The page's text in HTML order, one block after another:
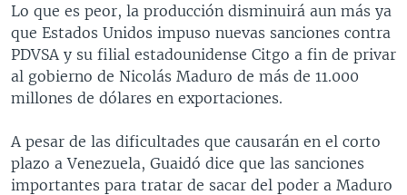
Lo que es peor, la producción disminuirá aun más ya
que Estados Unidos impuso nuevas sanciones contra
PDVSA y su filial estadounidense Citgo a fin de privar
al gobierno de Nicolás Maduro de más de 11.000
millones de dólares en exportaciones.
A pesar de las dificultades que causarán en el corto
plazo a Venezuela, Guaidó dice que las sanciones
importantes para tratar de sacar del poder a Maduro